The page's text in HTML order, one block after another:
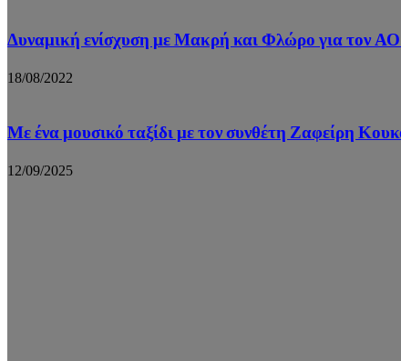
Δυναμική ενίσχυση με Μακρή και Φλώρο για τον
18/08/2022
Με ένα μουσικό ταξίδι με τον συνθέτη Ζαφείρη
12/09/2025